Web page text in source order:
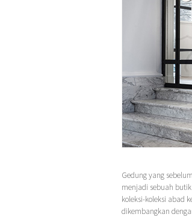
Gedung yang
menjadi sebuah
koleksi-koleksi abad
dikembangkan